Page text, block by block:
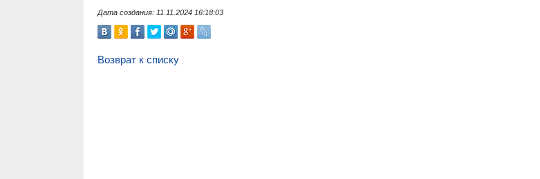
Дата создания: 11.11.2024 16:18:03
Возврат к списку